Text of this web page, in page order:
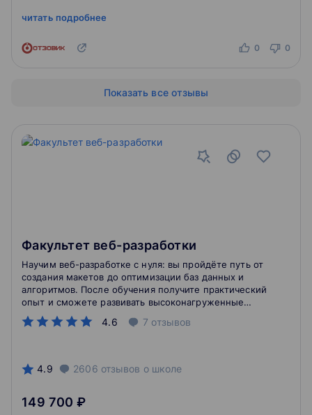
несколько раз, ответ все...
читать подробнее
0 0
Показать все отзывы
Факультет веб-разработки
4.6 7 отзывов
Научим веб-разработке с нуля: вы пройдёте путь от
создания макетов до оптимизации баз данных и
алгоритмов. После обучения получите практический
опыт и сможете развивать высоконагруженные
проекты.
4.9 2606 отзывов о школе
149 700 ₽